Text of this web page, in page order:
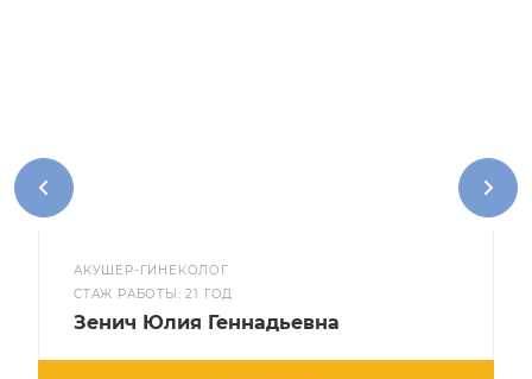
АКУШЕР-ГИНЕКОЛОГ
CТАЖ РАБОТЫ: 21 ГОД
Зенич Юлия Геннадьевна